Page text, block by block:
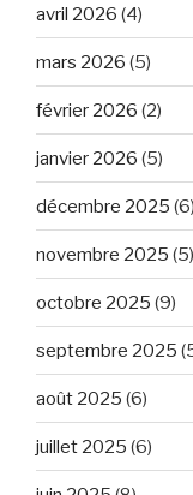
avril 2026 (4)
mars 2026 (5)
février 2026 (2)
janvier 2026 (5)
décembre 2025 (6)
novembre 2025 (5)
octobre 2025 (9)
septembre 2025
août 2025 (6)
juillet 2025 (6)